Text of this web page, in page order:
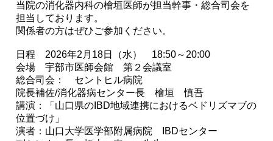
当院の消化器内科の檜垣医師が担当幹事・総合司会を
担当しております。
関係者の方はぜひご参加ください。
日程 2026年2月18日（水） 18:50～20:00
会場 宇部市医師会館 第２会議室
総合司会： セントヒル病院
院長補佐/消化器病センター長 檜垣 慎吾
講演：「山口県のIBD地域連携におけるベドリズマブの
位置づけ」
演者：山口大学医学部附属病院 IBDセンター